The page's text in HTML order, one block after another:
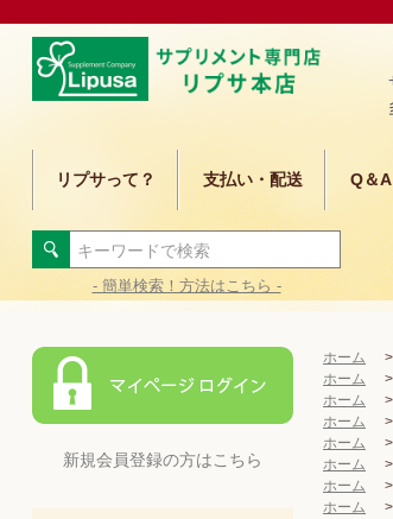
リプサって？ 支払い・配送 Q＆A
- 簡単検索！方法はこちら -
新規会員登録の方はこちら
ホーム >
ホーム
>
ホーム
>
ホーム
>
ホーム
>
ホーム
>
ホーム
>
ホーム
>